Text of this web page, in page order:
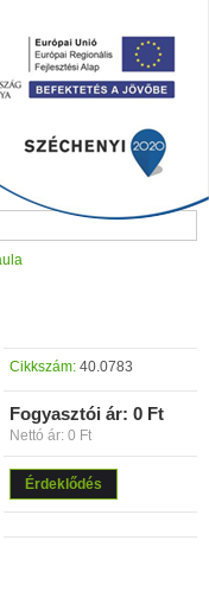
Cikkszám: 40.0783
Fogyasztói ár: 0 Ft
Nettó ár: 0 Ft
Érdeklődés